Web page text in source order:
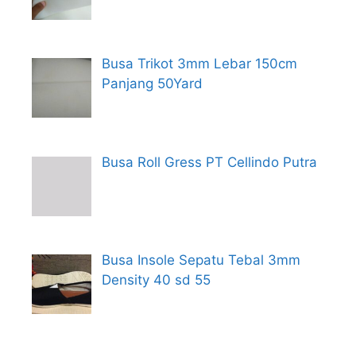
Busa Trikot 3mm Lebar 150cm
Panjang 50Yard
Busa Roll Gress PT Cellindo Putra
Busa Insole Sepatu Tebal 3mm
Density 40 sd 55